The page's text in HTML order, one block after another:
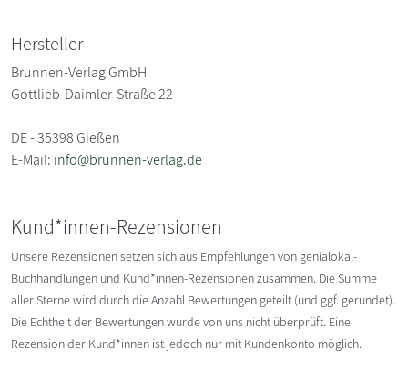
Hersteller
Brunnen-Verlag GmbH
Gottlieb-Daimler-Straße 22
DE - 35398 Gießen
E-Mail: info@brunnen-verlag.de
Kund*innen-Rezensionen
Unsere Rezensionen setzen sich aus Empfehlungen von genialokal-
Buchhandlungen und Kund*innen-Rezensionen zusammen. Die Summe
aller Sterne wird durch die Anzahl Bewertungen geteilt (und ggf. gerundet).
Die Echtheit der Bewertungen wurde von uns nicht überprüft. Eine
Rezension der Kund*innen ist jedoch nur mit Kundenkonto möglich.